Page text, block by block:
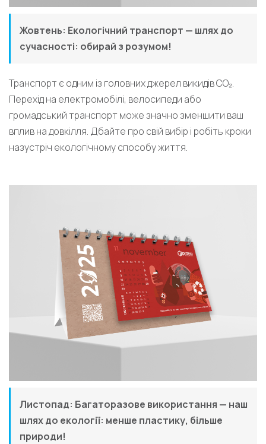
Жовтень: Екологічний транспорт — шлях до
сучасності: обирай з розумом!
Транспорт є одним із головних джерел викидів CO₂.
Перехід на електромобілі, велосипеди або
громадський транспорт може значно зменшити ваш
вплив на довкілля. Дбайте про свій вибір і робіть кроки
назустріч екологічному способу життя.
Листопад: Багаторазове використання — наш
шлях до екології: менше пластику, більше
природи!